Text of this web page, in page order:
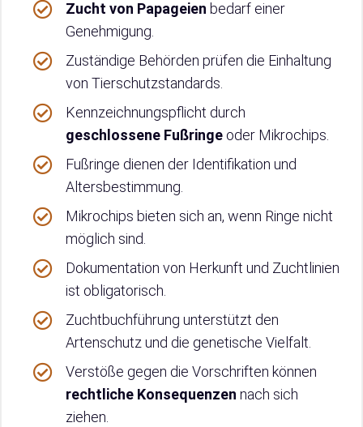
Zucht von Papageien bedarf einer
Genehmigung.
Zuständige Behörden prüfen die Einhaltung
von Tierschutzstandards.
Kennzeichnungspflicht durch
geschlossene Fußringe oder Mikrochips.
Fußringe dienen der Identifikation und
Altersbestimmung.
Mikrochips bieten sich an, wenn Ringe nicht
möglich sind.
Dokumentation von Herkunft und Zuchtlinien
ist obligatorisch.
Zuchtbuchführung unterstützt den
Artenschutz und die genetische Vielfalt.
Verstöße gegen die Vorschriften können
rechtliche Konsequenzen nach sich
ziehen.